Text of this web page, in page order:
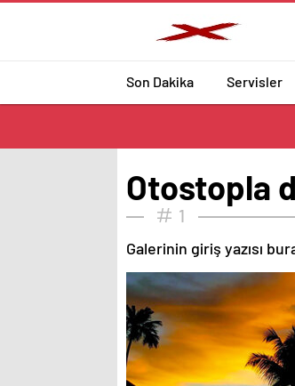
Son Dakika Servisler
Otostopla
1
Galerinin giriş yazısı